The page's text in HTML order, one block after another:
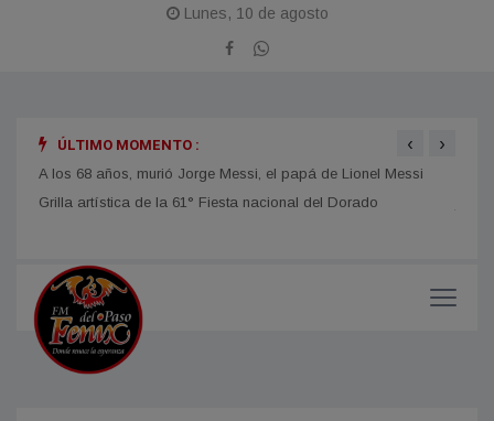
Lunes, 10 de agosto
ÚLTIMO MOMENTO :
A los 68 años, murió Jorge Messi, el papá de Lionel Messi
‹ ›